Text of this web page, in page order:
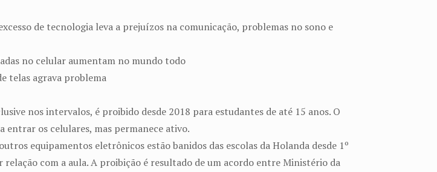
de tecnologia leva a prejuízos na comunicação, problemas no sono e
no celular aumentam no mundo todo
telas agrava problema
nos intervalos, é proibido desde 2018 para estudantes de até 15 anos. O
entrar os celulares, mas permanece ativo.
equipamentos eletrônicos estão banidos das escolas da Holanda desde 1º
com a aula. A proibição é resultado de um acordo entre Ministério da